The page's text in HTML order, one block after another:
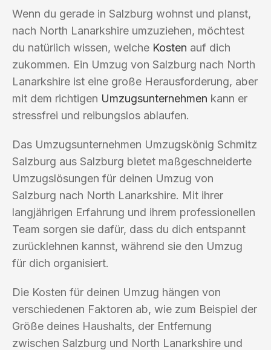
Wenn du gerade in Salzburg wohnst und planst,
nach North Lanarkshire umzuziehen, möchtest
du natürlich wissen, welche Kosten auf dich
zukommen. Ein Umzug von Salzburg nach North
Lanarkshire ist eine große Herausforderung, aber
mit dem richtigen Umzugsunternehmen kann er
stressfrei und reibungslos ablaufen.
Das Umzugsunternehmen Umzugskönig Schmitz
Salzburg aus Salzburg bietet maßgeschneiderte
Umzugslösungen für deinen Umzug von
Salzburg nach North Lanarkshire. Mit ihrer
langjährigen Erfahrung und ihrem professionellen
Team sorgen sie dafür, dass du dich entspannt
zurücklehnen kannst, während sie den Umzug
für dich organisiert.
Die Kosten für deinen Umzug hängen von
verschiedenen Faktoren ab, wie zum Beispiel der
Größe deines Haushalts, der Entfernung
zwischen Salzburg und North Lanarkshire und